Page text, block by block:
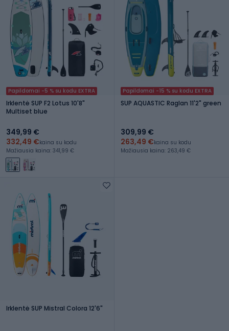
Papildomai -5 % su kodu EXTRA
Irklentė SUP F2 Lotus 10'8"
Multiset blue
349,99 €
332,49 €kaina su kodu
Mažiausia kaina: 341,99 €
Papildomai -15 % su kodu EXTRA
SUP AQUASTIC Raglan 11'2" green
309,99 €
263,49 €kaina su kodu
Mažiausia kaina: 263,49 €
Irklentė SUP Mistral Colora 12'6"